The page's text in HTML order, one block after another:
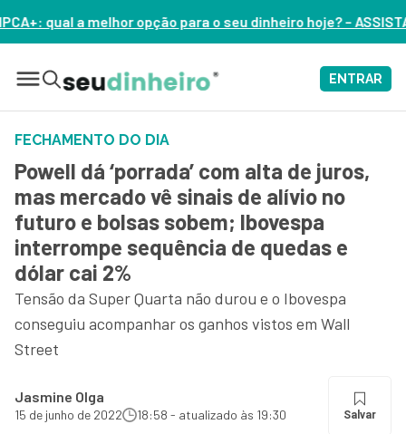
para o seu dinheiro hoje? – ASSISTA AGORA
ENTRAR
FECHAMENTO DO DIA
Powell dá ‘porrada’ com alta de juros,
mas mercado vê sinais de alívio no
futuro e bolsas sobem; Ibovespa
interrompe sequência de quedas e
dólar cai 2%
Tensão da Super Quarta não durou e o Ibovespa
conseguiu acompanhar os ganhos vistos em Wall
Street
Jasmine Olga
15 de junho de 2022 18:58 - atualizado às 19:30 Salvar